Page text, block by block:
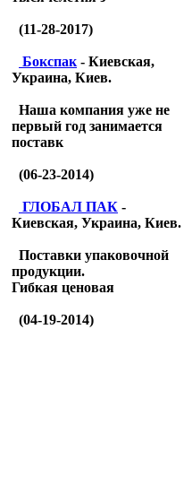
(11-28-2017)
Бокспак - Киевская,
Украина, Киев.
Наша компания уже не
первый год занимается
поставк
(06-23-2014)
ГЛОБАЛ ПАК -
Киевская, Украина, Киев.
Поставки упаковочной
продукции.
Гибкая ценовая
(04-19-2014)